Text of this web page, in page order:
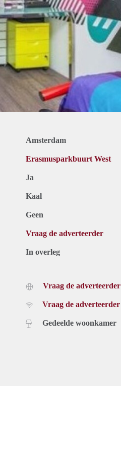
Amsterdam
Erasmusparkbuurt West
Ja
Kaal
Geen
Vraag de adverteerder
In overleg
Vraag de adverteerder
Vraag de adverteerder
Gedeelde woonkamer